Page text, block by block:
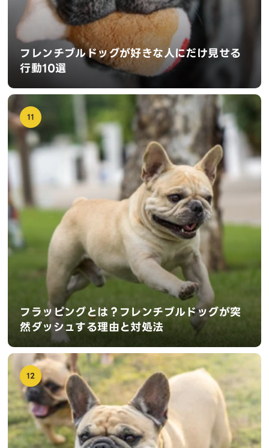
フレンチブルドッグが好きな人にだけ見せる
行動10選
11
フラッピングとは？フレンチブルドッグが突
然ダッシュする理由と対処法
12